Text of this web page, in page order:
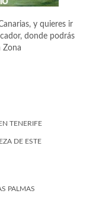
y quieres ir
donde podrás
Zona
TENERIFE
DE ESTE
PALMAS